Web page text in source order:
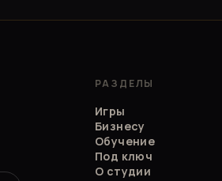
РАЗДЕЛЫ
Игры
Бизнесу
Обучение
Под ключ
О студии